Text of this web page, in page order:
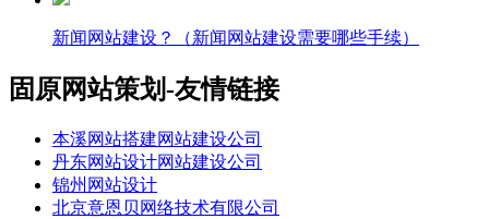
新闻网站建设？（新闻网站建设需要哪些手续）
固原网站策划-友情链接
本溪网站搭建网站建设公司
丹东网站设计网站建设公司
锦州网站设计
北京意恩贝网络技术有限公司